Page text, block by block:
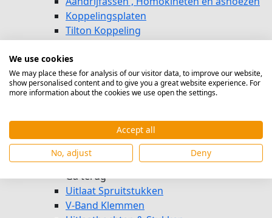
Koppelingsplaten
Tilton Koppeling
Helix 184MM
AP Racing 184MM
Helix Drukgroepen
Hydraulische Koppeling
Sperdifferentiëlen
Startmotor
Uitlaten & Isolatie & Motor
Ga terug
Uitlaat Spruitstukken
V-Band Klemmen
We use cookies
We may place these for analysis of our visitor data, to improve our website,
show personalised content and to give you a great website experience. For
more information about the cookies we use open the settings.
Accept all
No, adjust
Deny